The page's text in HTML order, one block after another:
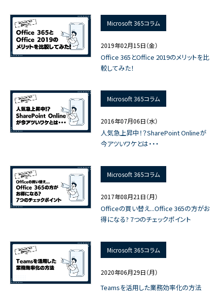
Microsoft 365コラム
2019年02月15日（金）
Office 365とOffice 2019のメリットを比
較してみた！
Microsoft 365コラム
2016年07月06日（水）
人気急上昇中！？SharePoint Onlineが
今アツいワケとは・・・
Microsoft 365コラム
2017年08月21日（月）
Officeの買い替え...Office 365の方がお
得になる? 7つのチェックポイント
Microsoft 365コラム
2020年06月29日（月）
Teamsを活用した業務効率化の方法